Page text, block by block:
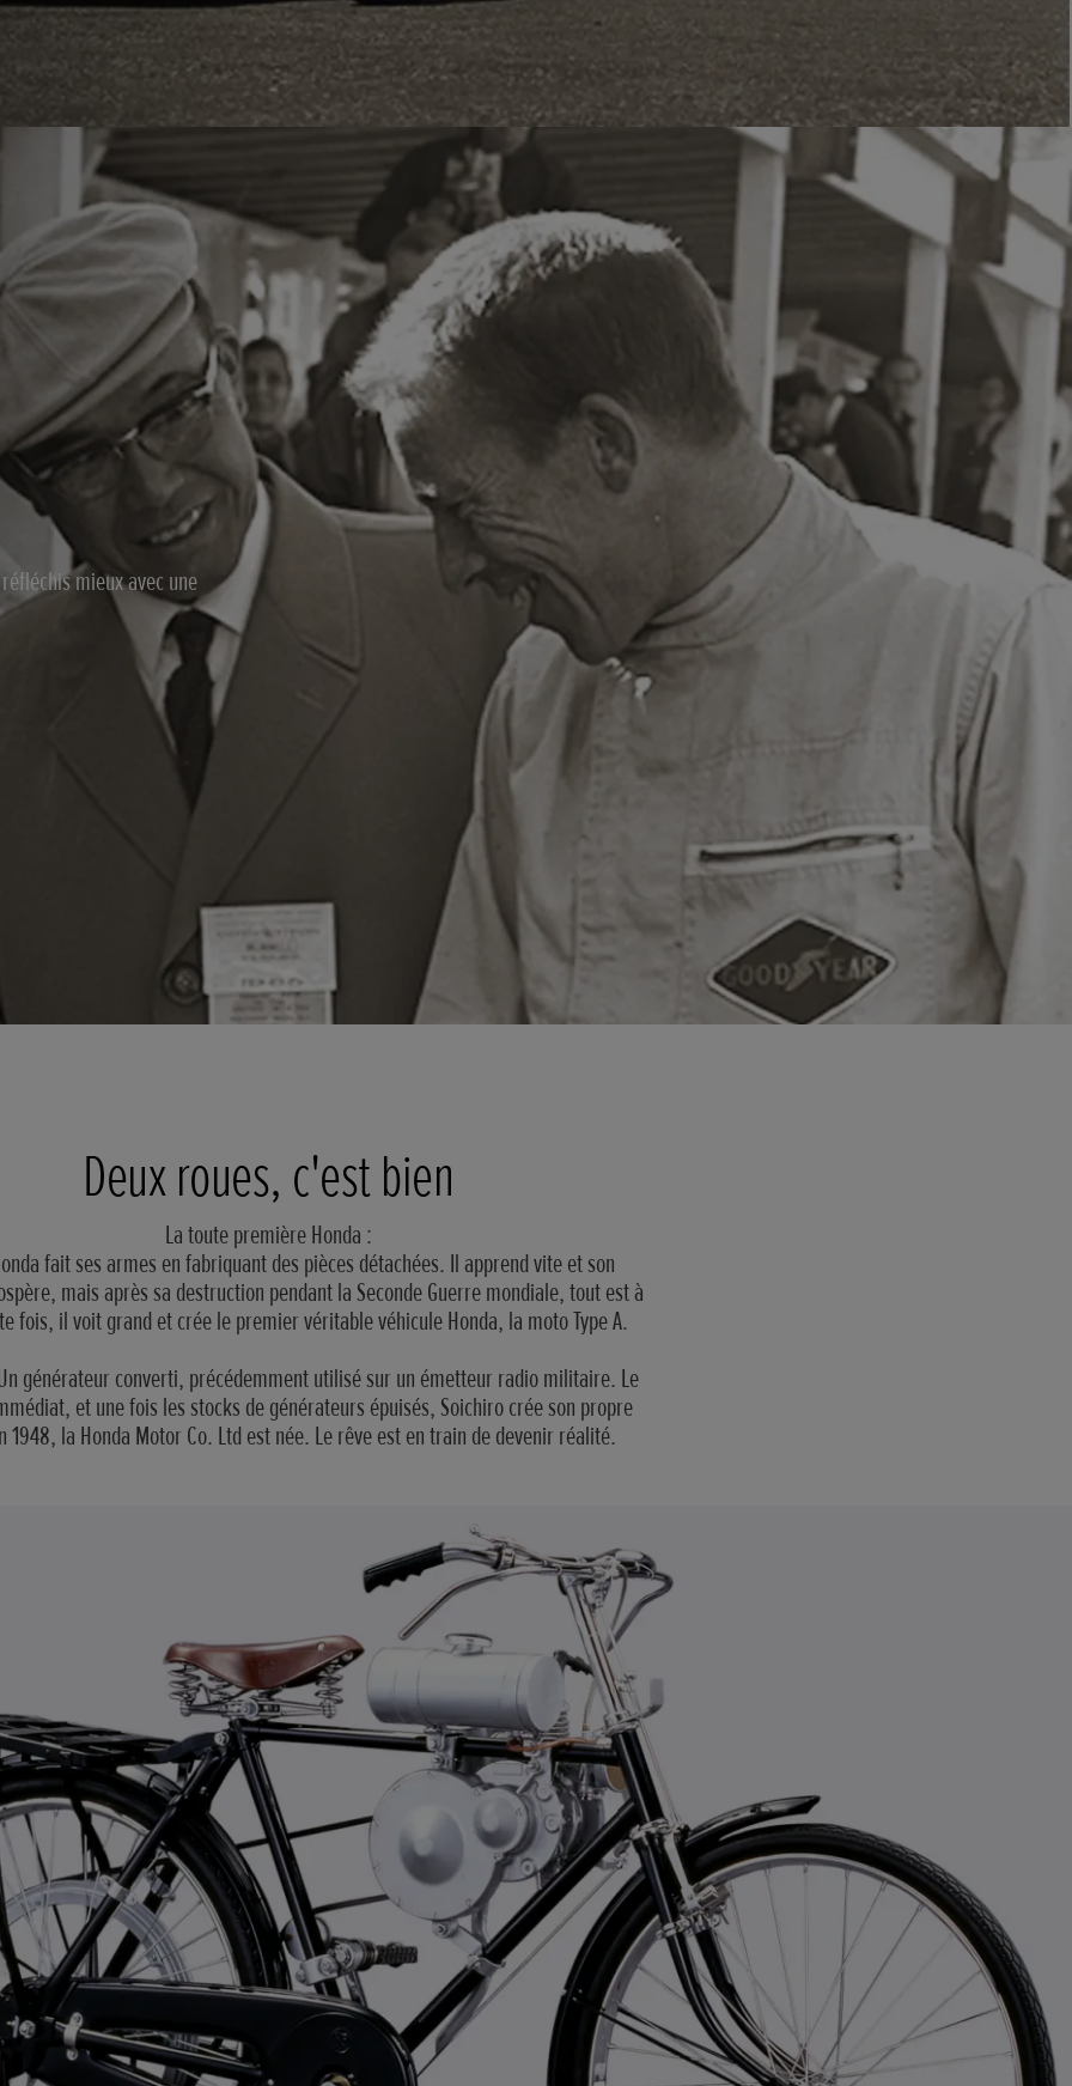
mieux avec une
Deux roues, c'est bien
La toute première Honda :
fait ses armes en fabriquant des pièces détachées. Il apprend vite et son
mais après sa destruction pendant la Seconde Guerre mondiale, tout est à
fois, il voit grand et crée le premier véritable véhicule Honda, la moto Type A.
générateur converti, précédemment utilisé sur un émetteur radio militaire. Le
et une fois les stocks de générateurs épuisés, Soichiro crée son propre
1948, la Honda Motor Co. Ltd est née. Le rêve est en train de devenir réalité.